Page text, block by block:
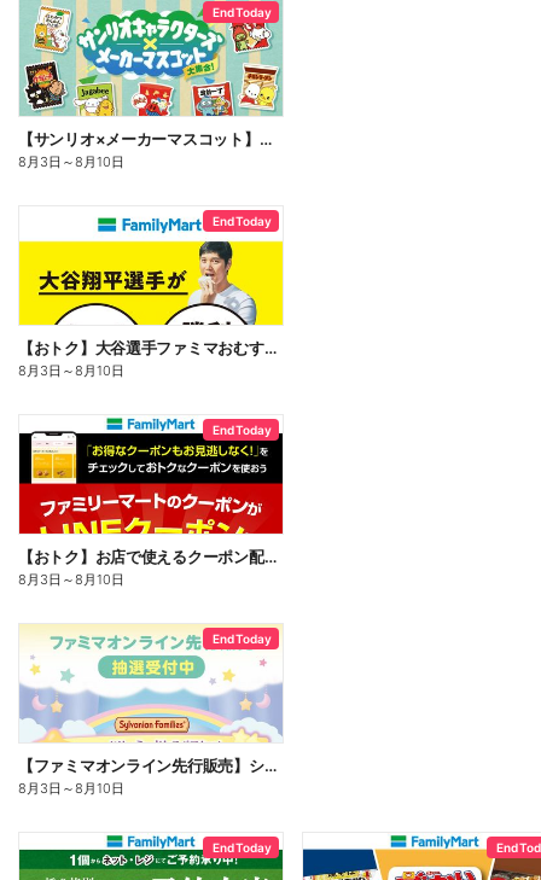
End Today
【サンリオ×メーカーマスコット】オリジナルグッズ貰える!
8月3日 ～8月10日
End Today
【おトク】大谷選手ファミマおむすび割
8月3日 ～8月10日
End Today
【おトク】お店で使えるクーポン配信中
8月3日 ～8月10日
End Today
【ファミマオンライン先行販売】シルバニアファミリー
8月3日 ～8月10日
End Today End